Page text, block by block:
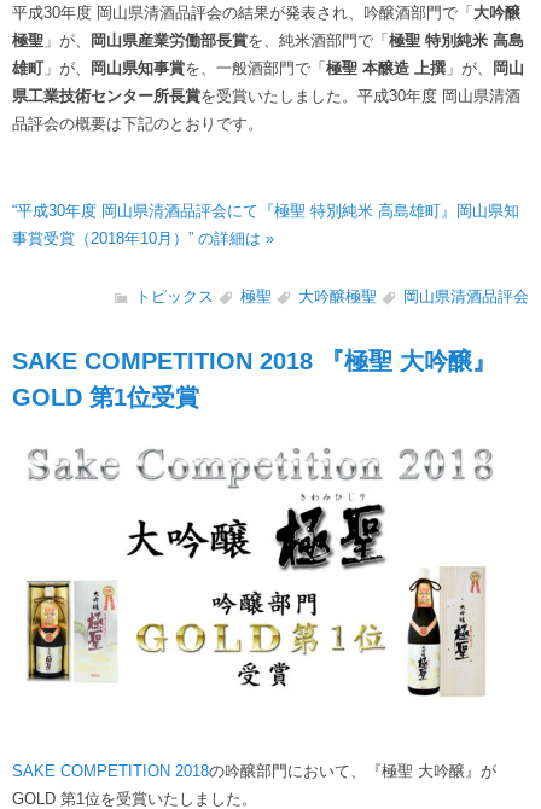
平成30年度 岡山県清酒品評会の結果が発表され、吟醸酒部門で「 大吟醸
極聖 」が、 岡山県産業労働部長賞を、純米酒部門で「 極聖 特別純米 高島
雄町 」が、 岡山県知事賞を、一般酒部門で「 極聖 本醸造 上撰 」が、
岡山
県工業技術センター所長賞を受賞いたしました。平成30年度 岡山県清酒
品評会の概要は下記のとおりです。
“平成30年度 岡山県清酒品評会にて『極聖 特別純米 高島雄町』岡山県知
事賞受賞（2018年10月）” の詳細は »
トピックス 極聖 大吟醸極聖 岡山県清酒品評会
SAKE COMPETITION 2018 『極聖 大吟醸』
GOLD 第1位受賞
SAKE COMPETITION 2018の吟醸部門において、『極聖 大吟醸』が
GOLD 第1位を受賞いたしました。